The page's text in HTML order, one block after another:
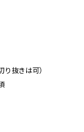
り抜きは可）